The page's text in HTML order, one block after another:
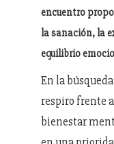
encuentro
la sanación, la
equilibrio
En la
respiro frente
bienestar